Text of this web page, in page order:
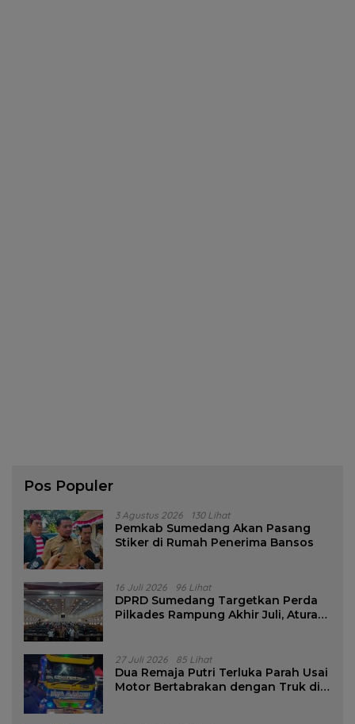
Pos Populer
3 Agustus 2026 130 Lihat
Pemkab Sumedang Akan Pasang
Stiker di Rumah Penerima Bansos
16 Juli 2026 96 Lihat
DPRD Sumedang Targetkan Perda
Pilkades Rampung Akhir Juli, Aturan
27 Juli 2026 85 Lihat
Dua Remaja Putri Terluka Parah Usai
Motor Bertabrakan dengan Truk di